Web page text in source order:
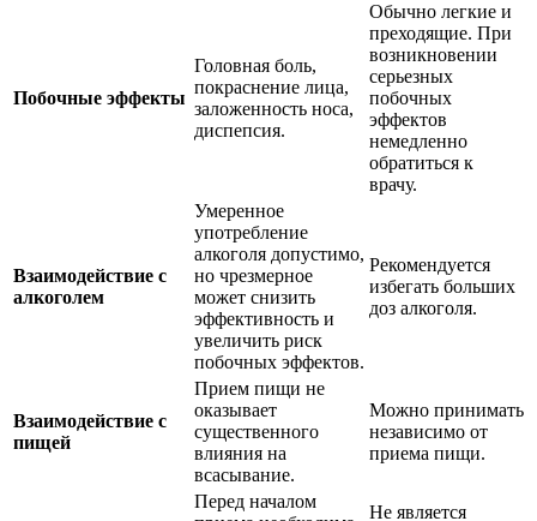
Побочные эффекты
Головная боль,
покраснение лица,
заложенность носа,
диспепсия.
Обычно легкие и
преходящие. При
возникновении
серьезных
побочных
эффектов
немедленно
обратиться к
врачу.
Взаимодействие с
алкоголем
Умеренное
употребление
алкоголя допустимо,
но чрезмерное
может снизить
эффективность и
увеличить риск
побочных эффектов.
Рекомендуется
избегать больших
доз алкоголя.
Взаимодействие с
пищей
Прием пищи не
оказывает
существенного
влияния на
всасывание.
Можно принимать
независимо от
приема пищи.
Перед началом
Не является